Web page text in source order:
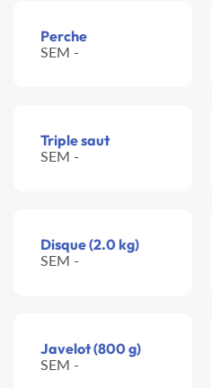
Perche
SEM -
Triple saut
SEM -
Disque (2.0 kg)
SEM -
Javelot (800 g)
SEM -